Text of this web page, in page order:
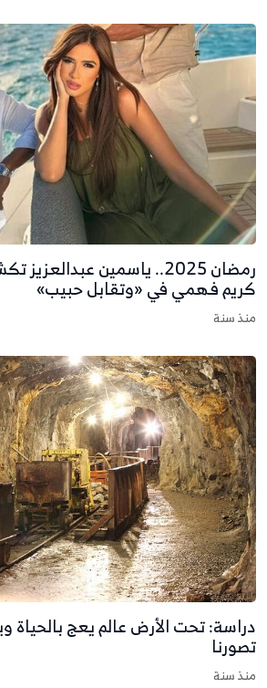
رمضان 2025.. ياسمين
فهمي في «وتقابل حبيب»
سنة
تحت الأرض عالم يعج بالحياة
سنة